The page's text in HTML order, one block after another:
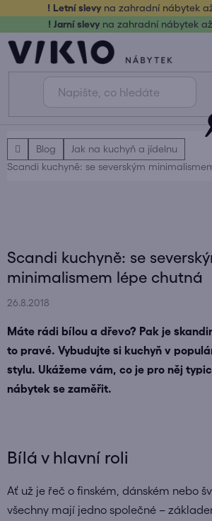
obsah
! Letní slevy na zahradní nábytek
! Jarní slevy na zahradní nábytek až
DomůBlog
Jak na kuchyň a jídelnu
Scandi kuchyně: se severským
Scandi kuchyně: se
minimalismem lépe chutná
26.8.2018
Máte rádi bílou a dřevo? Pak je
to pravé. Vybudujte si kuchyň v
stylu. Ukážeme vám, co je pro něj
nábytek se zaměřit.
Bílá v hlavní roli
Ať už je řeč o finském, dánském nebo
všechny mají jedno společné –